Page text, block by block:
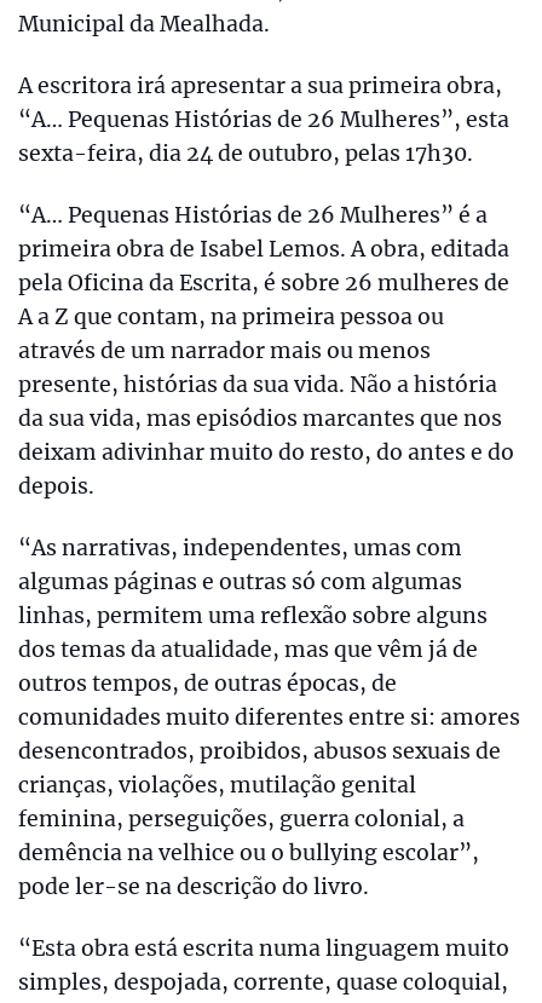
Municipal da Mealhada.
A escritora irá apresentar a sua primeira obra,
“A… Pequenas Histórias de 26 Mulheres”, esta
sexta-feira, dia 24 de outubro, pelas 17h30.
“A… Pequenas Histórias de 26 Mulheres” é a
primeira obra de Isabel Lemos. A obra, editada
pela Oficina da Escrita, é sobre 26 mulheres de
A a Z que contam, na primeira pessoa ou
através de um narrador mais ou menos
presente, histórias da sua vida. Não a história
da sua vida, mas episódios marcantes que nos
deixam adivinhar muito do resto, do antes e do
depois.
“As narrativas, independentes, umas com
algumas páginas e outras só com algumas
linhas, permitem uma reflexão sobre alguns
dos temas da atualidade, mas que vêm já de
outros tempos, de outras épocas, de
comunidades muito diferentes entre si: amores
desencontrados, proibidos, abusos sexuais de
crianças, violações, mutilação genital
feminina, perseguições, guerra colonial, a
demência na velhice ou o bullying escolar”,
pode ler-se na descrição do livro.
“Esta obra está escrita numa linguagem muito
simples, despojada, corrente, quase coloquial,